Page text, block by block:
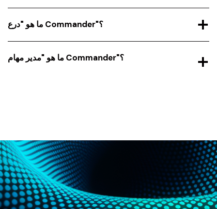
ما هو "درع Commander"؟
ما هو "مدير مهام Commander"؟